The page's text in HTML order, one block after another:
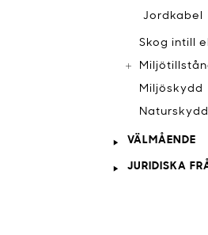
Jordkabel
Skog intill
Miljöskydd
Naturskydd
VÄLMÅENDE
JURIDISKA